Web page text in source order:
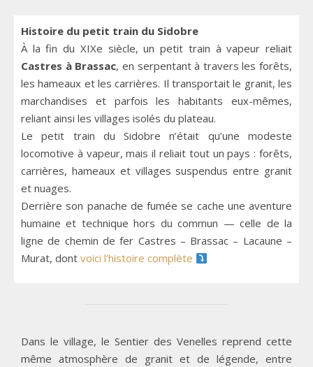
Histoire du petit train du Sidobre
À la fin du XIXe siècle, un petit train à vapeur reliait
Castres à Brassac, en serpentant à travers les forêts,
les hameaux et les carrières. Il transportait le granit, les
marchandises et parfois les habitants eux-mêmes,
reliant ainsi les villages isolés du plateau.
Le petit train du Sidobre n’était qu’une modeste
locomotive à vapeur, mais il reliait tout un pays : forêts,
carrières, hameaux et villages suspendus entre granit
et nuages.
Derrière son panache de fumée se cache une aventure
humaine et technique hors du commun — celle de la
ligne de chemin de fer Castres – Brassac – Lacaune –
Murat, dont voici l’histoire complète
Dans le village, le Sentier des Venelles reprend cette
même atmosphère de granit et de légende, entre